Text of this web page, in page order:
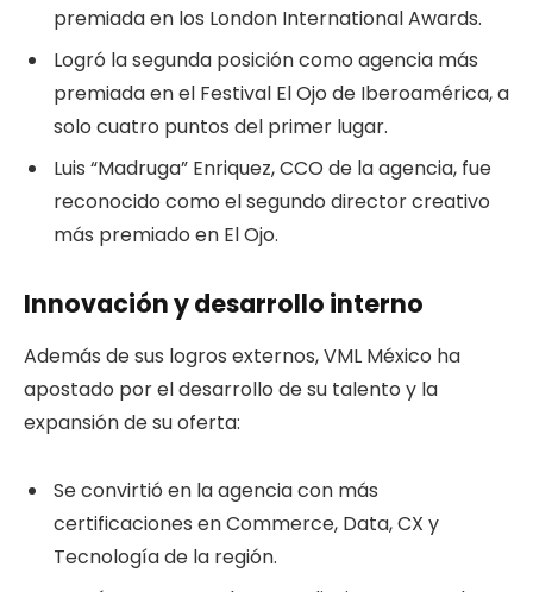
premiada en los London International Awards.
Logró la segunda posición como agencia más
premiada en el Festival El Ojo de Iberoamérica, a
solo cuatro puntos del primer lugar.
Luis “Madruga” Enriquez, CCO de la agencia, fue
reconocido como el segundo director creativo
más premiado en El Ojo.
Innovación y desarrollo interno
Además de sus logros externos, VML México ha
apostado por el desarrollo de su talento y la
expansión de su oferta:
Se convirtió en la agencia con más
certificaciones en Commerce, Data, CX y
Tecnología de la región.